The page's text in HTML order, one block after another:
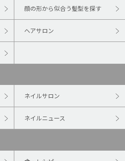
顔の形から似合う髪型を探す
ヘアサロン
ネイルサロン
ネイルニュース